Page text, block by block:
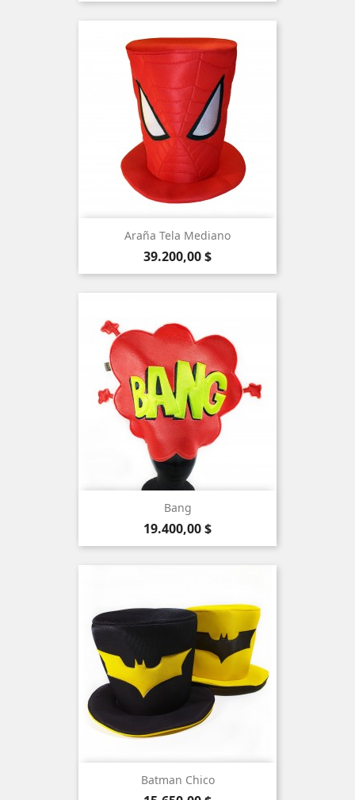
Araña Tela Mediano
Precio
39.200,00 $
Bang
Precio
19.400,00 $
Batman Chico